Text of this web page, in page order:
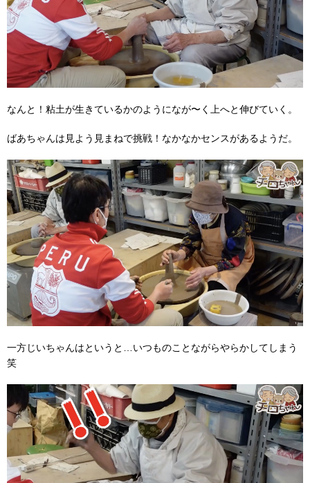
なんと！粘土が生きているかのようになが〜く上へと伸びていく。
ばあちゃんは見よう見まねで挑戦！なかなかセンスがあるようだ。
一方じいちゃんはというと…いつものことながらやらかしてしまう
笑